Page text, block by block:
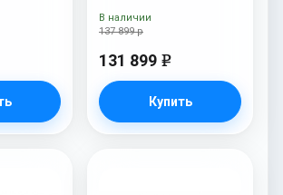
Shine
137 899 р
131 899 e
Купить
В наличии